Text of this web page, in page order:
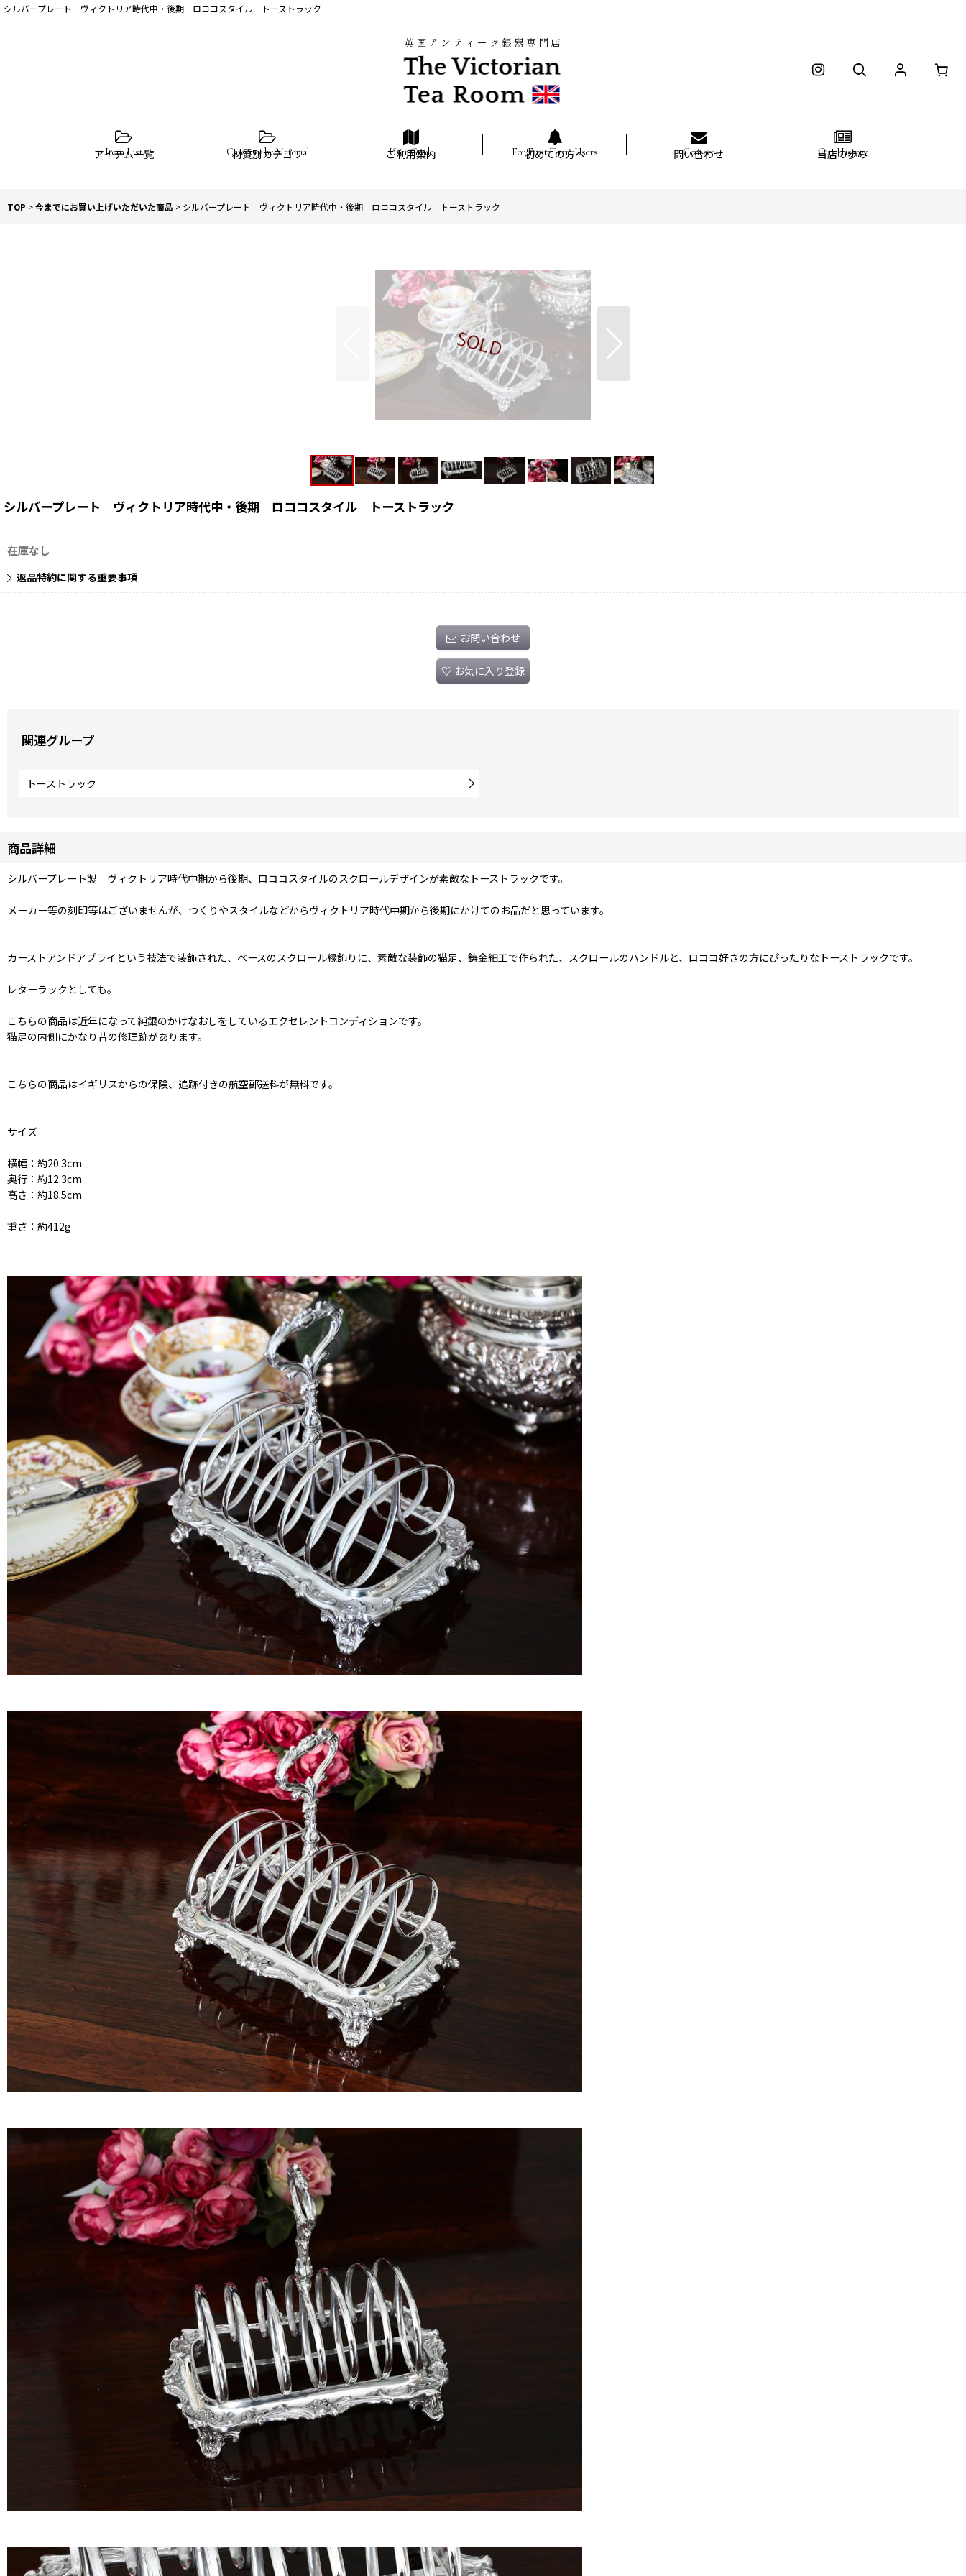
シルバープレート ヴィクトリア時代中・後期 ロココスタイル トーストラック
英国アンティーク銀器専門店
アイテム一覧 材質別カテゴリ ご利用案内 初めての方へ 問い合わせ 当店の歩み
TOP >今までにお買い上げいただいた商品 > シルバープレート ヴィクトリア時代中・後期 ロココスタイル トーストラック
シルバープレート ヴィクトリア時代中・後期 ロココスタイル トーストラック
在庫なし
返品特約に関する重要事項
お問い合わせ
お気に入り登録
関連グループ
トーストラック
商品詳細
シルバープレート製 ヴィクトリア時代中期から後期、ロココスタイルのスクロールデザインが素敵なトーストラックです。
メーカー等の刻印等はございませんが、つくりやスタイルなどからヴィクトリア時代中期から後期にかけてのお品だと思っています。
カーストアンドアプライという技法で装飾された、ベースのスクロール縁飾りに、素敵な装飾の猫足、鋳金細工で作られた、スクロールのハンドルと、ロココ好きの方にぴったりなトーストラックです。
レターラックとしても。
こちらの商品は近年になって純銀のかけなおしをしているエクセレントコンディションです。
猫足の内側にかなり昔の修理跡があります。
こちらの商品はイギリスからの保険、追跡付きの航空郵送料が無料です。
サイズ
横幅：約20.3cm
奥行：約12.3cm
高さ：約18.5cm
重さ：約412g